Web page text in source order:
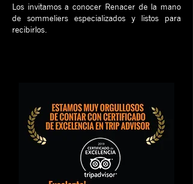
Los invitamos a conocer Renacer de la mano
de sommeliers especializados y listos para
recibirlos.